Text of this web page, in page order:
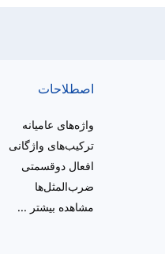
اصطلاحات
واژه‌های عامیانه
ترکیب‌های واژگانی
افعال دوقسمتی
ضرب‌المثل‌ها
مشاهده بیشتر ...